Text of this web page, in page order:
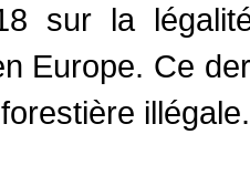
sur la
Europe. Ce
illégale.